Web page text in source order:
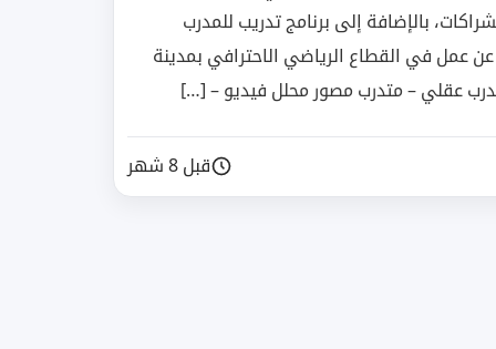
بالإضافة إلى برنامج تدريب للمدرب
عمل في القطاع الرياضي الاحترافي بمدينة
عقلي – متدرب مصور محلل فيديو – […]
قبل 8 شهر